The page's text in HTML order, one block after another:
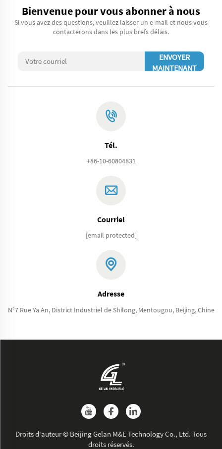
Bienvenue pour vous abonner à nous
Si vous avez des questions, veuillez laisser un e-mail et nous vous
contacterons dans les plus brefs délais.
ENVOYER
MAINTENANT
Tél.
+86-10-60804831
Courriel
[email protected]
Adresse
N°7 Rue Ya An, District Industriel de Shilong, Mentougou, Beijing, Chine
Droits d'auteur © Beijing Gelan M&E Technology Co., Ltd. Tous
droits réservés.